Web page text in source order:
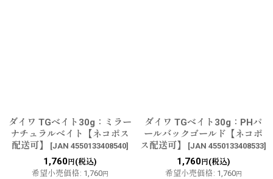
ダイワ TGベイト30g：ミラー
ナチュラルベイト【ネコポス
配送可】
[JAN 4550133408540]
1,760円(税込)
希望小売価格: 1,760円
ダイワ TGベイト30g：PHパ
ールバックゴールド【ネコポ
ス配送可】
[JAN 4550133408533]
1,760円(税込)
希望小売価格: 1,760円